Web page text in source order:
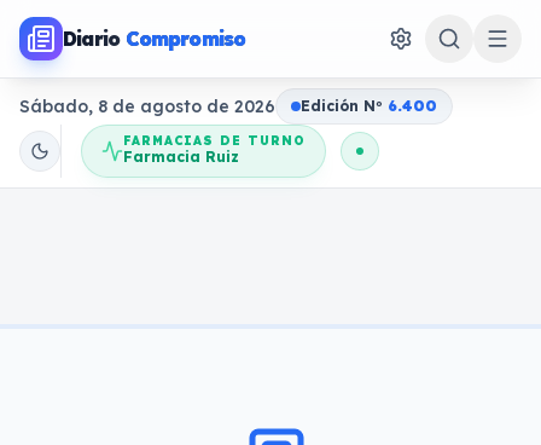
Diario Compromiso
Sábado, 8 de agosto de 2026 Edición No 6.400
FARMACIAS DE TURNO
Farmacia Ruiz